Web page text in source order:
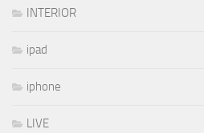
INTERIOR
ipad
iphone
LIVE